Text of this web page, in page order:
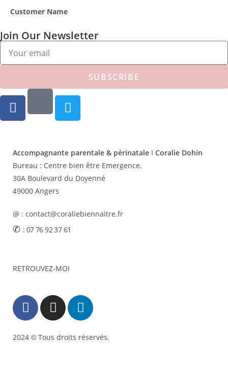
Customer Name
Join Our Newsletter
SUBSCRIBE
Accompagnante parentale & périnatale I Coralie Dohin
Bureau : Centre bien être Emergence.
30A Boulevard du Doyenné
49000 Angers
@ : contact@coraliebiennaitre.fr
✆ : 07 76 92 37 61
RETROUVEZ-MOI
2024 © Tous droits réservés.